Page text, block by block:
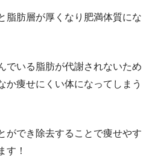
脂肪層が厚くなり肥満体質にな
でいる脂肪が代謝されないため
か痩せにくい体になってしまう
ができ除去することで痩せやす
す！